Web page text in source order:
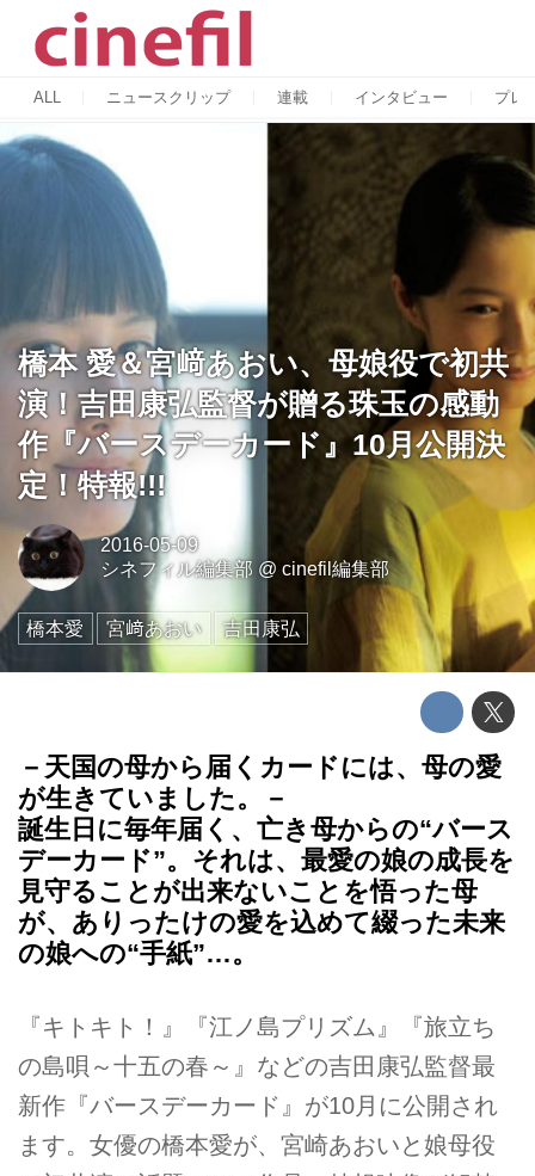
ALL ニュースクリップ 連載 インタビュー プレ
橋本 愛＆宮﨑あおい、母娘役で初共
演！吉田康弘監督が贈る珠玉の感動
作『バースデーカード』10月公開決
定！特報!!!
2016-05-09
シネフィル編集部 @ cinefil編集部
橋本愛 宮﨑あおい 吉田康弘
－天国の母から届くカードには、母の愛
が生きていました。－
誕生日に毎年届く、亡き母からの“バース
デーカード”。それは、最愛の娘の成長を
見守­ることが出来ないことを悟った母
が、ありったけの愛を込めて綴った未来
の娘への“手紙­”…。
『キトキト！』『江ノ島プリズム』『旅立ち
の島唄～十五の春～』などの吉田康弘監督最
新作『バースデーカード』が10月に公開され
ます。女優の橋本愛が、宮崎あおいと娘母役